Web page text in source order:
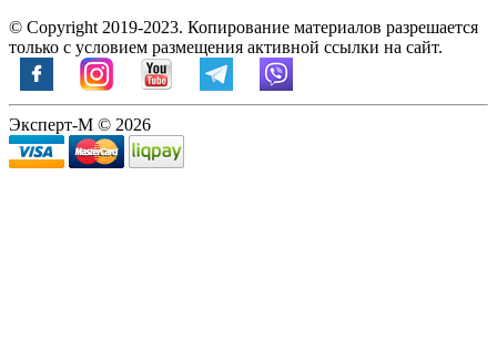
© Copyright 2019-2023. Копирование материалов разрешается
только с условием размещения активной ссылки на сайт.
Эксперт-М © 2026